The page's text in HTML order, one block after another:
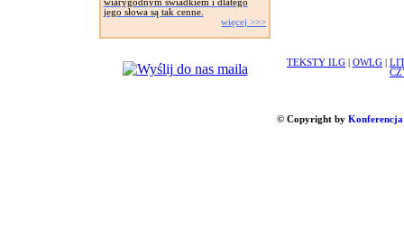
wiarygodnym świadkiem i dlatego
jego słowa są tak cenne.
więcej >>>
TEKSTY ILG OWLG
© Copyright by Konferencja